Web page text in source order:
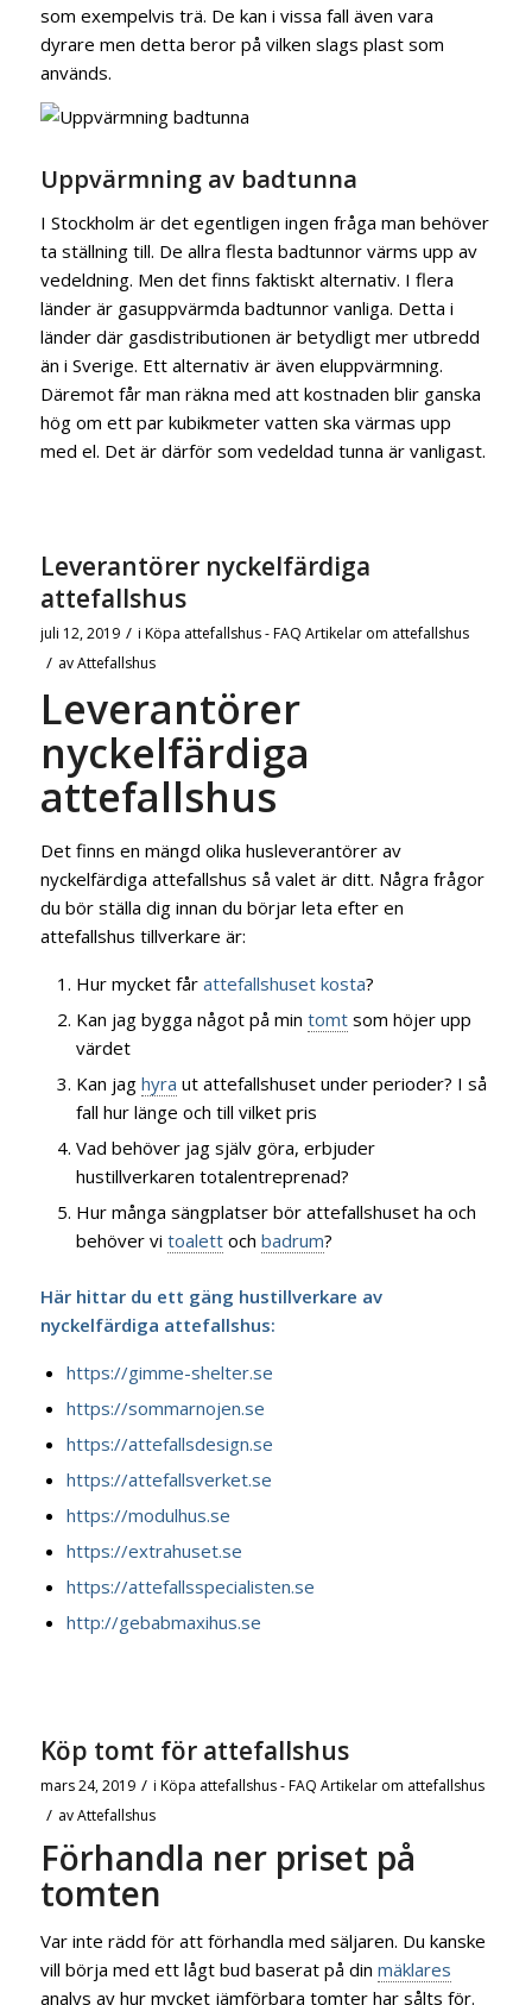
som exempelvis trä. De kan i vissa fall även vara
dyrare men detta beror på vilken slags plast som
används.
Uppvärmning av badtunna
I Stockholm är det egentligen ingen fråga man behöver
ta ställning till. De allra flesta badtunnor värms upp av
vedeldning. Men det finns faktiskt alternativ. I flera
länder är gasuppvärmda badtunnor vanliga. Detta i
länder där gasdistributionen är betydligt mer utbredd
än i Sverige. Ett alternativ är även eluppvärmning.
Däremot får man räkna med att kostnaden blir ganska
hög om ett par kubikmeter vatten ska värmas upp
med el. Det är därför som vedeldad tunna är vanligast.
Leverantörer nyckelfärdiga
attefallshus
juli 12, 2019 / i Köpa attefallshus - FAQ Artikelar om attefallshus
/ avAttefallshus
Leverantörer
nyckelfärdiga
attefallshus
Det finns en mängd olika husleverantörer av
nyckelfärdiga attefallshus så valet är ditt. Några frågor
du bör ställa dig innan du börjar leta efter en
attefallshus tillverkare är:
Hur mycket får attefallshuset kosta?
Kan jag bygga något på min tomtsom höjer upp
värdet
Kan jag hyra ut attefallshuset under perioder? I så
fall hur länge och till vilket pris
Vad behöver jag själv göra, erbjuder
hustillverkaren totalentreprenad?
Hur många sängplatser bör attefallshuset ha och
behöver vi toalettoch badrum?
Här hittar du ett gäng hustillverkare av
nyckelfärdiga attefallshus:
https://gimme-shelter.se
https://sommarnojen.se
https://attefallsdesign.se
https://attefallsverket.se
https://modulhus.se
https://extrahuset.se
https://attefallsspecialisten.se
http://gebabmaxihus.se
Köp tomt för attefallshus
mars 24, 2019 / i Köpa attefallshus - FAQ Artikelar om attefallshus
/ avAttefallshus
Förhandla ner priset på
tomten
Var inte rädd för att förhandla med säljaren. Du kanske
vill börja med ett lågt bud baserat på din mäklares
analys av hur mycket jämförbara tomter har sålts för.